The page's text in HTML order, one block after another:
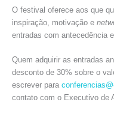
O festival oferece aos que
inspiração, motivação e
entradas com antecedência
Quem adquirir as entradas
desconto de 30% sobre o
escrever para
contato com o Executivo de